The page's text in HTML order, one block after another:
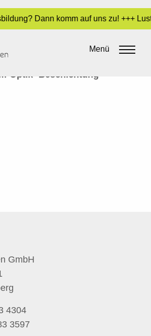
Dann komm auf uns zu!
Menü
10_HOLZ-PS
Optik- Beschichtung
GmbH
4304
3597